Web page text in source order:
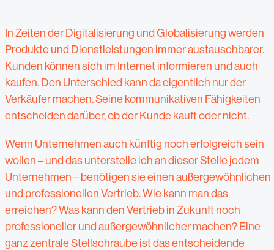
In Zeiten der Digitalisierung und Globalisierung werden
Produkte und Dienstleistungen immer austauschbarer.
Kunden können sich im Internet informieren und auch
kaufen. Den Unterschied kann da eigentlich nur der
Verkäufer machen. Seine kommunikativen Fähigkeiten
entscheiden darüber, ob der Kunde kauft oder nicht.
Wenn Unternehmen auch künftig noch erfolgreich sein
wollen – und das unterstelle ich an dieser Stelle jedem
Unternehmen – benötigen sie einen außergewöhnlichen
und professionellen Vertrieb. Wie kann man das
erreichen? Was kann den Vertrieb in Zukunft noch
professioneller und außergewöhnlicher machen? Eine
ganz zentrale Stellschraube ist das entscheidende